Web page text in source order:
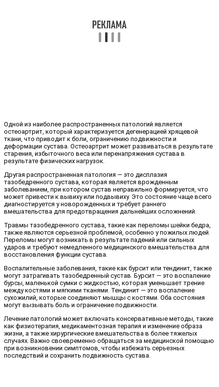
Одной из наиболее распространенных патологий является
остеоартрит, который характеризуется дегенерацией хрящевой
ткани, что приводит к боли, ограничению подвижности и
деформации сустава. Остеоартрит может развиваться в результате
старения, избыточного веса или перенапряжения сустава в
результате физических нагрузок.
Другая распространенная патология — это дисплазия
тазобедренного сустава, которая является врожденным
заболеванием, при котором сустав неправильно формируется, что
может привести к вывиху или подвывиху. Это состояние чаще всего
диагностируется у новорожденных и требует раннего
вмешательства для предотвращения дальнейших осложнений.
Травмы тазобедренного сустава, такие как переломы шейки бедра,
также являются серьезной проблемой, особенно у пожилых людей.
Переломы могут возникать в результате падений или сильных
ударов и требуют немедленного медицинского вмешательства для
восстановления функции сустава.
Воспалительные заболевания, такие как бурсит или тендинит, также
могут затрагивать тазобедренный сустав. Бурсит — это воспаление
бурсы, маленькой сумки с жидкостью, которая уменьшает трение
между костями и мягкими тканями. Тендинит — это воспаление
сухожилий, которые соединяют мышцы с костями. Оба состояния
могут вызывать боль и ограничение подвижности.
Лечение патологий может включать консервативные методы, такие
как физиотерапия, медикаментозная терапия и изменение образа
жизни, а также хирургические вмешательства в более тяжелых
случаях. Важно своевременно обращаться за медицинской помощью
при возникновении симптомов, чтобы избежать серьезных
последствий и сохранить подвижность сустава.